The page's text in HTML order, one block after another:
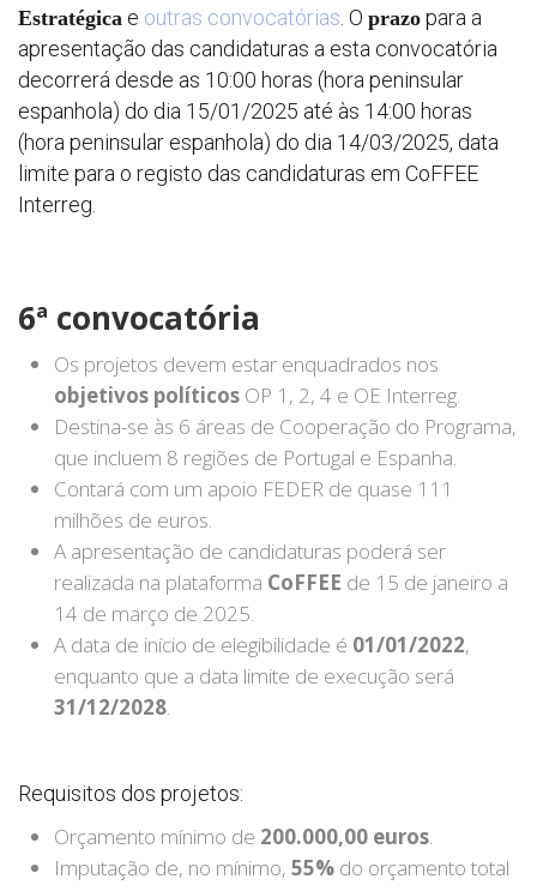
Estratégica e outras convocatórias . O prazo para a
apresentação das candidaturas a esta convocatória
decorrerá desde as 10:00 horas (hora peninsular
espanhola) do dia 15/01/2025 até às 14:00 horas
(hora peninsular espanhola) do dia 14/03/2025, data
limite para o registo das candidaturas em CoFFEE
Interreg.
6ª convocatória
Os projetos devem estar enquadrados nos
objetivos políticos OP 1, 2, 4 e OE Interreg.
Destina-se às 6 áreas de Cooperação do Programa,
que incluem 8 regiões de Portugal e Espanha.
Contará com um apoio FEDER de quase 111
milhões de euros.
A apresentação de candidaturas poderá ser
realizada na plataforma CoFFEE de 15 de janeiro a
14 de março de 2025.
A data de início de elegibilidade é 01/01/2022,
enquanto que a data limite de execução será
31/12/2028.
Requisitos dos projetos:
Orçamento mínimo de 200.000,00 euros.
Imputação de, no mínimo, 55% do orçamento total